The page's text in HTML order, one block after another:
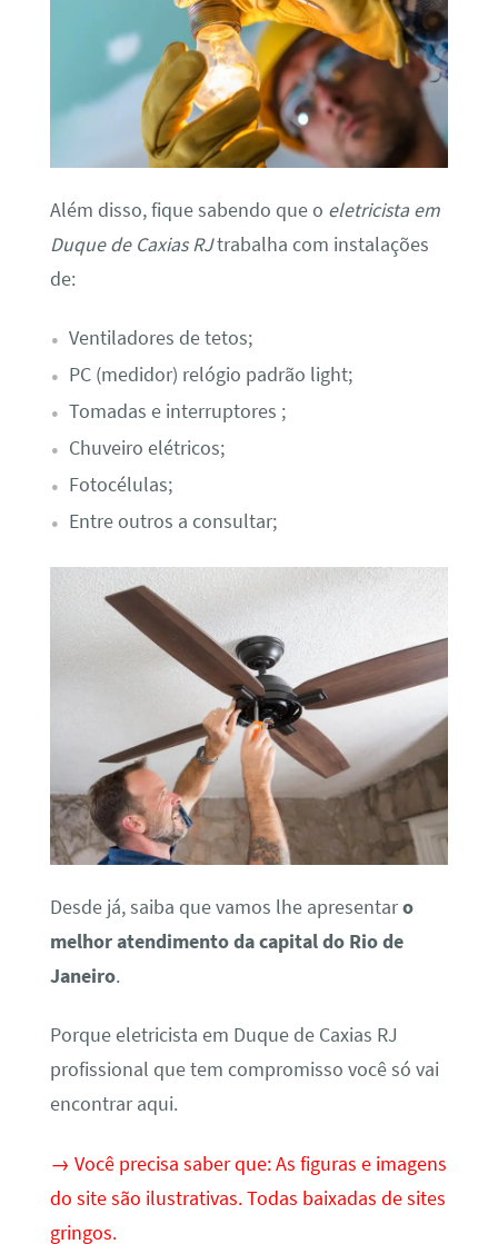
Além disso, fique sabendo que o eletricista em
Duque de Caxias RJtrabalha com instalações
de:
Ventiladores de tetos;
PC (medidor) relógio padrão light;
Tomadas e interruptores ;
Chuveiro elétricos;
Fotocélulas;
Entre outros a consultar;
Desde já, saiba que vamos lhe apresentaro
melhor atendimento da capital do Rio de
Janeiro.
Porque eletricista em Duque de Caxias RJ
profissional que tem compromisso você só vai
encontrar aqui.
→ Você precisa saber que: As figuras e imagens
do site são ilustrativas. Todas baixadas de sites
gringos.